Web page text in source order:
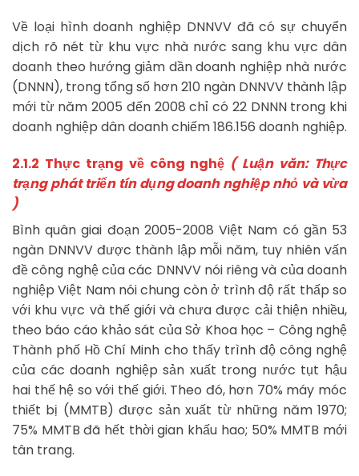
Về loại hình doanh nghiệp DNNVV đã có sự chuyển
dịch rõ nét từ khu vực nhà nước sang khu vực dân
doanh theo hướng giảm dần doanh nghiệp nhà nước
(DNNN), trong tổng số hơn 210 ngàn DNNVV thành lập
mới từ năm 2005 đến 2008 chỉ có 22 DNNN trong khi
doanh nghiệp dân doanh chiếm 186.156 doanh nghiệp.
2.1.2 Thực trạng về công nghệ ( Luận văn: Thực
trạng phát triển tín dụng doanh nghiệp nhỏ và vừa
)
Bình quân giai đoạn 2005-2008 Việt Nam có gần 53
ngàn DNNVV được thành lập mỗi năm, tuy nhiên vấn
đề công nghệ của các DNNVV nói riêng và của doanh
nghiệp Việt Nam nói chung còn ở trình độ rất thấp so
với khu vực và thế giới và chưa được cải thiện nhiều,
theo báo cáo khảo sát của Sở Khoa học – Công nghệ
Thành phố Hồ Chí Minh cho thấy trình độ công nghệ
của các doanh nghiệp sản xuất trong nước tụt hậu
hai thế hệ so với thế giới. Theo đó, hơn 70% máy móc
thiết bị (MMTB) được sản xuất từ những năm 1970;
75% MMTB đã hết thời gian khấu hao; 50% MMTB mới
tân trang.